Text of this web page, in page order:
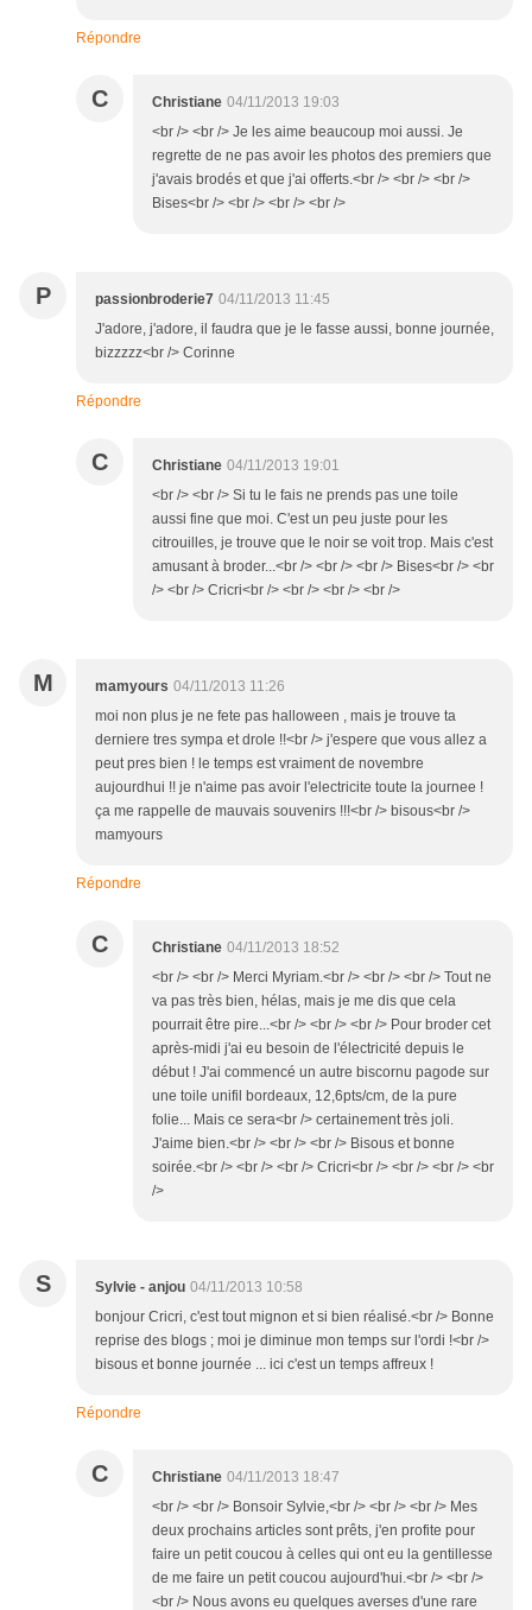
Répondre
C Christiane 04/11/2013 19:03
<br /> <br /> Je les aime beaucoup moi aussi. Je
regrette de ne pas avoir les photos des premiers que
j'avais brodés et que j'ai offerts.<br /> <br /> <br />
Bises<br /> <br /> <br /> <br />
P passionbroderie7 04/11/2013 11:45
J'adore, j'adore, il faudra que je le fasse aussi, bonne journée,
bizzzzz<br /> Corinne
Répondre
C Christiane 04/11/2013 19:01
<br /> <br /> Si tu le fais ne prends pas une toile
aussi fine que moi. C'est un peu juste pour les
citrouilles, je trouve que le noir se voit trop. Mais c'est
amusant à broder...<br /> <br /> <br /> Bises<br /> <br
/> <br /> Cricri<br /> <br /> <br /> <br />
M mamyours 04/11/2013 11:26
moi non plus je ne fete pas halloween , mais je trouve ta
derniere tres sympa et drole !!<br /> j'espere que vous allez a
peut pres bien ! le temps est vraiment de novembre
aujourdhui !! je n'aime pas avoir l'electricite toute la journee !
ça me rappelle de mauvais souvenirs !!!<br /> bisous<br />
mamyours
Répondre
C Christiane 04/11/2013 18:52
<br /> <br /> Merci Myriam.<br /> <br /> <br /> Tout ne
va pas très bien, hélas, mais je me dis que cela
pourrait être pire...<br /> <br /> <br /> Pour broder cet
après-midi j'ai eu besoin de l'électricité depuis le
début ! J'ai commencé un autre biscornu pagode sur
une toile unifil bordeaux, 12,6pts/cm, de la pure
folie... Mais ce sera<br /> certainement très joli.
J'aime bien.<br /> <br /> <br /> Bisous et bonne
soirée.<br /> <br /> <br /> Cricri<br /> <br /> <br /> <br
/>
S Sylvie - anjou 04/11/2013 10:58
bonjour Cricri, c'est tout mignon et si bien réalisé.<br /> Bonne
reprise des blogs ; moi je diminue mon temps sur l'ordi !<br />
bisous et bonne journée ... ici c'est un temps affreux !
Répondre
C Christiane 04/11/2013 18:47
<br /> <br /> Bonsoir Sylvie,<br /> <br /> <br /> Mes
deux prochains articles sont prêts, j'en profite pour
faire un petit coucou à celles qui ont eu la gentillesse
de me faire un petit coucou aujourd'hui.<br /> <br />
<br /> Nous avons eu quelques averses d'une rare